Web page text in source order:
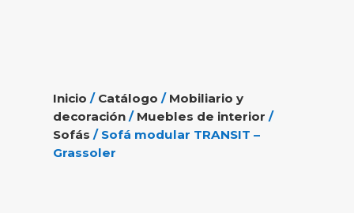
Inicio / Catálogo / Mobiliario y
decoración / Muebles de interior /
Sofás / Sofá modular TRANSIT –
Grassoler